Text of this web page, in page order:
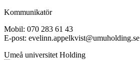
Kommunikatör
Mobil: 070 283 61 43
E-post: evelinn.appelkvist@umuholding.se
Umeå universitet Holding